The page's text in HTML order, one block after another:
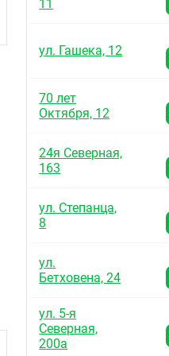
11
ул. Гашека, 12
70 лет
Октября, 12
24я Северная,
163
ул. Степанца,
8
ул.
Бетховена, 24
ул. 5-я
Северная,
200а